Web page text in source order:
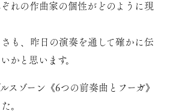
れの作曲家の個性がどのように現
も、昨日の演奏を通して確かに伝
かと思います。
スゾーン《6つの前奏曲とフーガ》
。